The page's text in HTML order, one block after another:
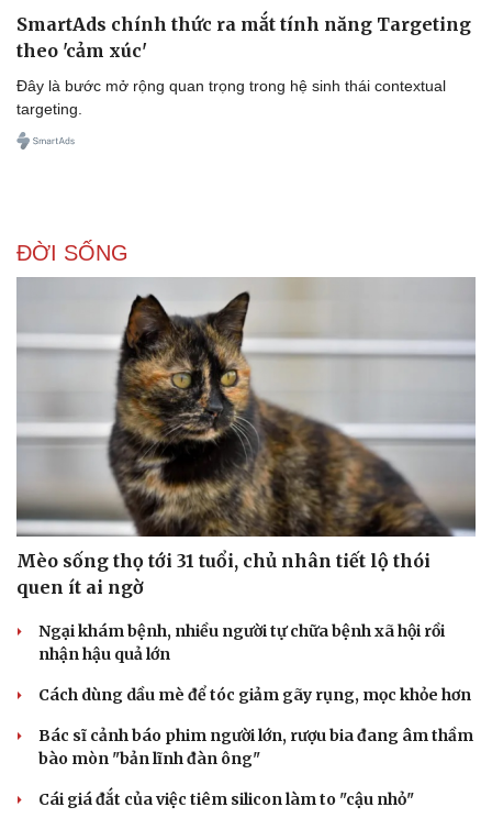
Doanh nghiệp
Thông tin doanh nghiệp
SmartAds chính thức ra mắt tính năng Targeting
theo 'cảm xúc'
Đây là bước mở rộng quan trọng trong hệ sinh thái contextual
targeting.
ĐỜI SỐNG
Mèo sống thọ tới 31 tuổi, chủ nhân tiết lộ thói
quen ít ai ngờ
Ngại khám bệnh, nhiều người tự chữa bệnh xã hội rồi
nhận hậu quả lớn
Cách dùng dầu mè để tóc giảm gãy rụng, mọc khỏe hơn
Bác sĩ cảnh báo phim người lớn, rượu bia đang âm thầm
bào mòn "bản lĩnh đàn ông"
Cái giá đắt của việc tiêm silicon làm to "cậu nhỏ"